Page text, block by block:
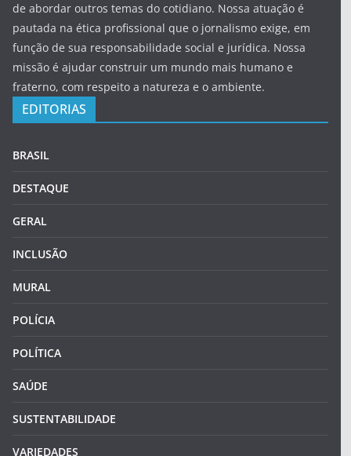
de abordar outros temas do cotidiano. Nossa atuação é
pautada na ética profissional que o jornalismo exige, em
função de sua responsabilidade social e jurídica. Nossa
missão é ajudar construir um mundo mais humano e
fraterno, com respeito a natureza e o ambiente.
EDITORIAS
BRASIL
DESTAQUE
GERAL
INCLUSÃO
MURAL
POLÍCIA
POLÍTICA
SAÚDE
SUSTENTABILIDADE
VARIEDADES